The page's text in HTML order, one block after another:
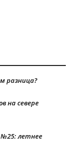
разница?
на севере
летнее